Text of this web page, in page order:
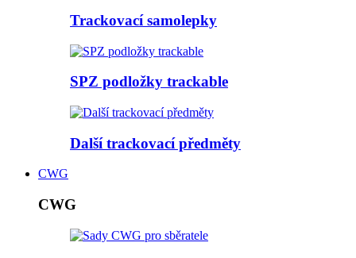
Trackovací samolepky
SPZ podložky trackable
Další trackovací předměty
CWG
CWG